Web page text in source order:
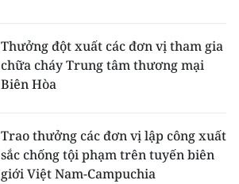
Thưởng đột xuất các đơn vị tham gia
chữa cháy Trung tâm thương mại
Biên Hòa
Trao thưởng các đơn vị lập công xuất
sắc chống tội phạm trên tuyến biên
giới Việt Nam-Campuchia